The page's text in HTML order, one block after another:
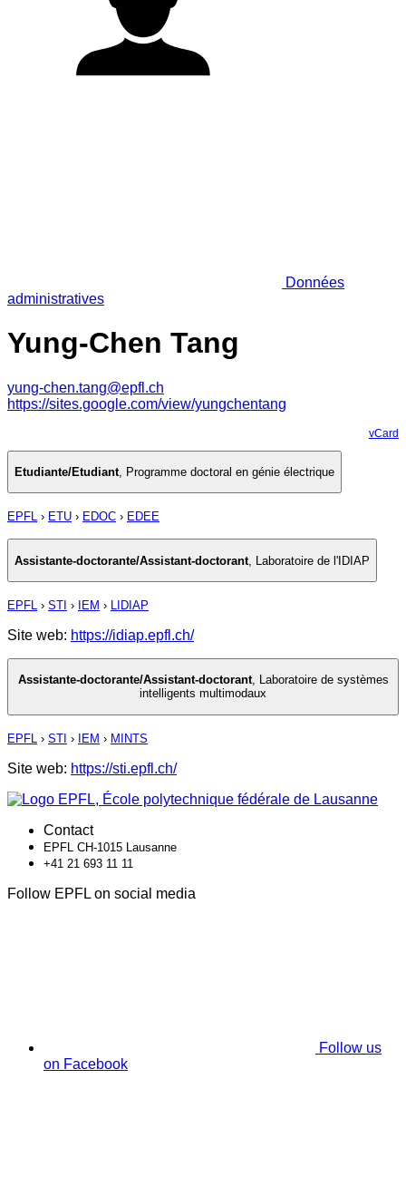
Données
administratives
Yung-Chen Tang
yung-chen.tang@epfl.ch
https://sites.google.com/view/yungchentang
vCard
Etudiante/Etudiant, Programme doctoral en génie électrique
EPFL › ETU › EDOC › EDEE
Assistante-doctorante/Assistant-doctorant Laboratoire de l'IDIAP
EPFL › STI › IEM › LIDIAP
Site web: https://idiap.epfl.ch/
Assistante-doctorante/Assistant-doctorant, Laboratoire de systèmes
intelligents multimodaux
EPFL › STI › IEM › MINTS
Site web: https://sti.epfl.ch/
Contact
EPFL CH-1015 Lausanne
+41 21 693 11 11
Follow EPFL on social media
Follow us
on Facebook